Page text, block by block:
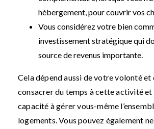
hébergement, pour couvrir vos
Vous considérez votre bien
investissement stratégique qui
source de revenus importante.
Cela dépend aussi de votre volonté
consacrer du temps à cette activité
capacité à gérer vous-même
logements. Vous pouvez également